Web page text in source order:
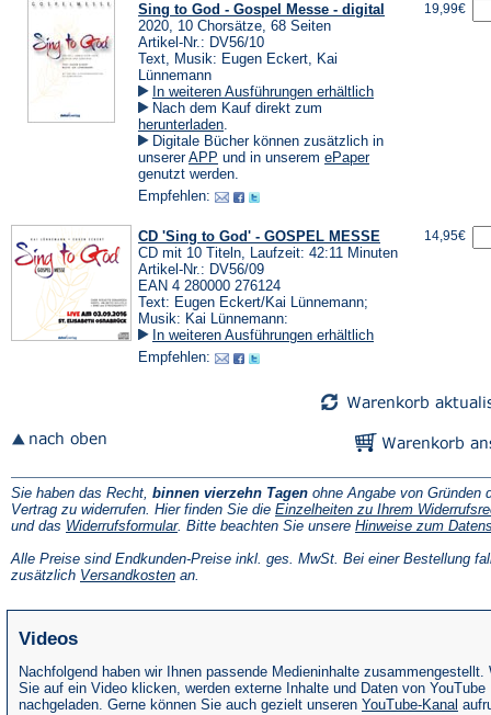
Sing to God - Gospel Messe - digital
2020, 10 Chorsätze, 68 Seiten
Artikel-Nr.: DV56/10
Text, Musik: Eugen Eckert, Kai
Lünnemann
In weiteren Ausführungen erhältlich
Nach dem Kauf direkt zum
herunterladen(Öffnet
in
einem
neuen
.
Digitale Bücher können zusätzlich in
unsererAPP (Öffnet
in
neuen
und in unserem ePaper(Öffnet
genutzt werden.
Empfehlen:
19,99€
CD 'Sing to God' - GOSPEL MESSE
CD mit 10 Titeln, Laufzeit: 42:11 Minuten
Artikel-Nr.: DV56/09
EAN 4 280000 276124
Text: Eugen Eckert/Kai Lünnemann;
Musik: Kai Lünnemann:
In weiteren Ausführungen erhältlich
Empfehlen:
14,95€
Sie haben das Recht, binnen vierzehn Tagen ohne Angabe von Gründen
Vertrag zu widerrufen. Hier finden Sie die Einzelheiten zu Ihrem
und das Widerrufsformular(Öffnet
einem
neuen
. Bitte beachten Sie unsere Hinweise zum
Alle Preise sind Endkunden-Preise inkl. ges. MwSt. Bei einer Bestellung
zusätzlich Versandkosten(Öffnet
an.
Videos
Nachfolgend haben wir Ihnen passende Medieninhalte zusammengestellt.
Sie auf ein Video klicken, werden externe Inhalte und Daten von YouTube
nachgeladen. Gerne können Sie auch gezielt unseren YouTube-Kanal